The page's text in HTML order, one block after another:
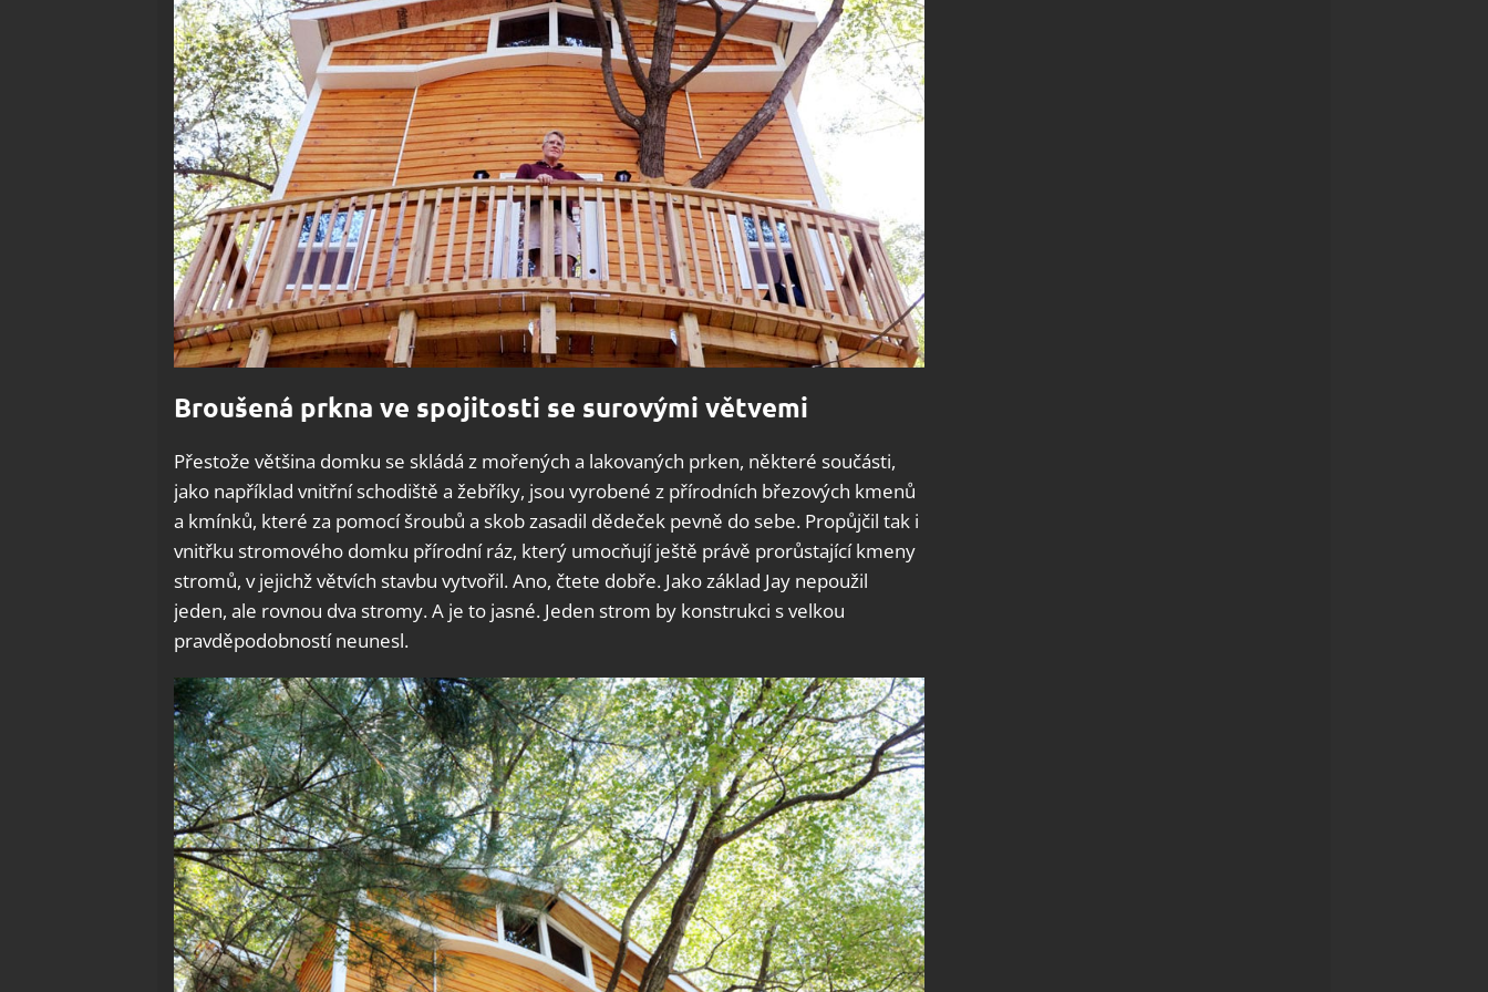
Broušená prkna ve spojitosti se surovými větvemi
Přestože většina domku se skládá z mořených a lakovaných prken, některé součásti,
jako například vnitřní schodiště a žebříky, jsou vyrobené z přírodních březových kmenů
a kmínků, které za pomocí šroubů a skob zasadil dědeček pevně do sebe. Propůjčil tak i
vnitřku stromového domku přírodní ráz, který umocňují ještě právě prorůstající kmeny
stromů, v jejichž větvích stavbu vytvořil. Ano, čtete dobře. Jako základ Jay nepoužil
jeden, ale rovnou dva stromy. A je to jasné. Jeden strom by konstrukci s velkou
pravděpodobností neunesl.